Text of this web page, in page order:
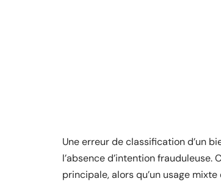
Une erreur de classification d’un
l’absence d’intention
principale, alors qu’un usage